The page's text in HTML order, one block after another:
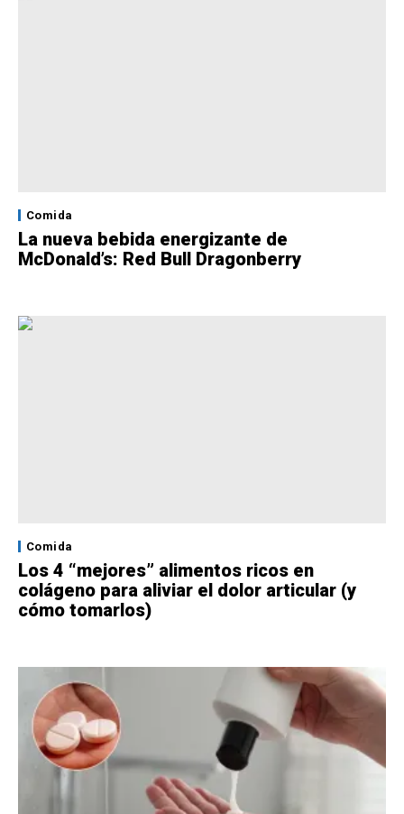
Comida
La nueva bebida energizante de
McDonald’s: Red Bull Dragonberry
Comida
Los 4 “mejores” alimentos ricos en
colágeno para aliviar el dolor articular (y
cómo tomarlos)